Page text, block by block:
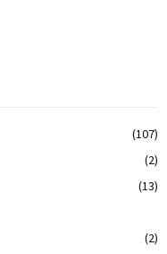
(107)
(2)
(13)
(2)